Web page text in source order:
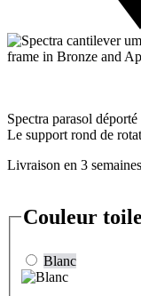
Spectra parasol
Le support rond de
Livraison en 3 semaines
Couleur toile
Blanc